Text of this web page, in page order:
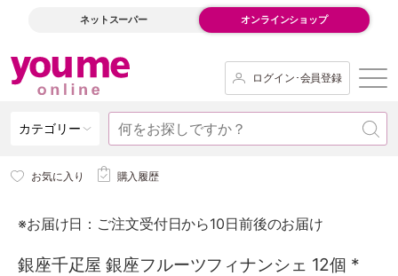
ネットスーパー オンラインショップ
ログイン･会員登録
カテゴリー
お気に入り 購入履歴
※お届け日：ご注文受付日から10日前後のお届け
銀座千疋屋 銀座フルーツフィナンシェ 12個 *